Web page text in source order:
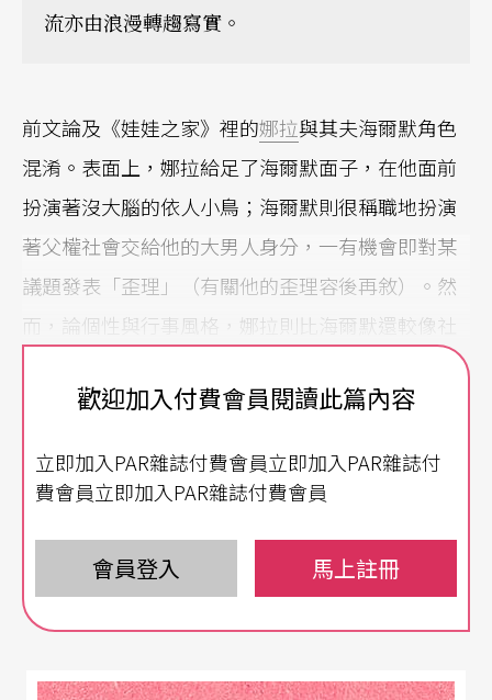
流亦由浪漫轉趨寫實。
前文論及《娃娃之家》裡的娜拉與其夫海爾默角色
混淆。表面上，娜拉給足了海爾默面子，在他面前
扮演著沒大腦的依人小鳥；海爾默則很稱職地扮演
著父權社會交給他的大男人身分，一有機會即對某
議題發表「歪理」（有關他的歪理容後再敘）。然
而，論個性與行事風格，娜拉則比海爾默還較像社
果若上述說法成立，它使得娜拉這個人物益加複
人扮相？顯然，較之海爾默的無意識，娜拉是有意
識地在跟她老公／社會大玩角色扮演（role playin
態。在遊戲裡，娜拉不自覺地扮演兩種身分，忽而
歡迎加入付費會員閱讀此篇內容
立即加入PAR雜誌付費會員立即加入PAR雜誌付
費會員立即加入PAR雜誌付費會員
會員登入 馬上註冊